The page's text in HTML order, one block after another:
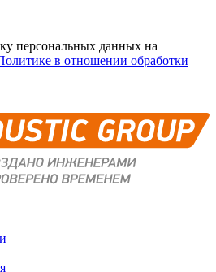
персональных данных на
в отношении обработки